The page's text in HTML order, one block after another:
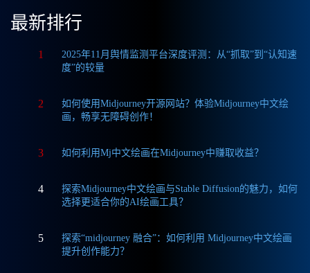
最新排行
1
2025年11月舆情监测平台深度评测：从“抓取”到“认知速
度”的较量
2
如何使用Midjourney开源网站？体验Midjourney中文绘
画，畅享无障碍创作！
3 如何利用Mj中文绘画在Midjourney中赚取收益？
4
探索Midjourney中文绘画与Stable Diffusion的魅力，如何
选择更适合你的AI绘画工具？
5
探索“midjourney 融合”：如何利用 Midjourney中文绘画
提升创作能力？